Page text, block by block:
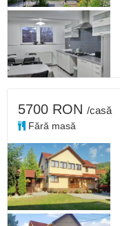
5700 RON /casă
Fără masă